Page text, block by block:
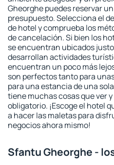
Gheorghe puedes reservar
presupuesto. Selecciona el
de hotel y comprueba los
de cancelación. Si bien los
se encuentran ubicados
desarrollan actividades
encuentran un poco más
son perfectos tanto para
para una estancia de una
tiene muchas cosas que ver
obligatorio. ¡Escoge el hotel
a hacer las maletas para
negocios ahora mismo!
Sfantu Gheorghe -